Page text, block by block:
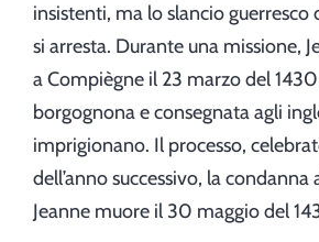
insistenti, ma lo slancio guerresco
si arresta. Durante una missione,
a Compiègne il 23 marzo del
borgognona e consegnata agli
imprigionano. Il processo,
dell’anno successivo, la condanna
Jeanne muore il 30 maggio del